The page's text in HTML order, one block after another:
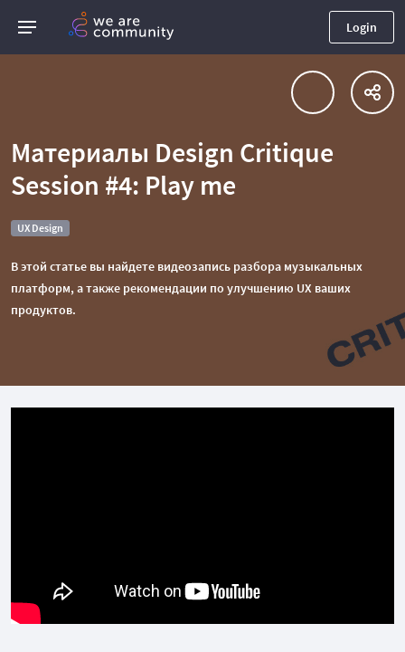
Login
Материалы Design Critique
Session #4: Play me
UX Design
В этой статье вы найдете видеозапись разбора музыкальных
платформ, а также рекомендации по улучшению UX ваших
продуктов.